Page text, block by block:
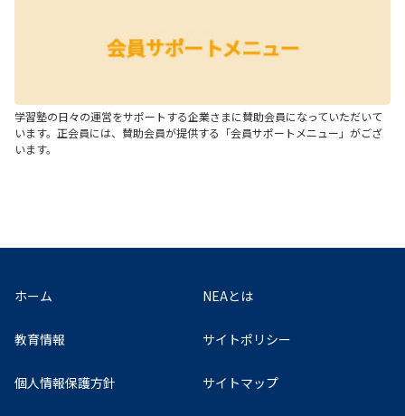
学習塾の日々の運営をサポートする企業さまに賛助会員になっていただいて
います。正会員には、賛助会員が提供する「会員サポートメニュー」がござ
います。
ホーム NEAとは
教育情報 サイトポリシー
個人情報保護方針 サイトマップ